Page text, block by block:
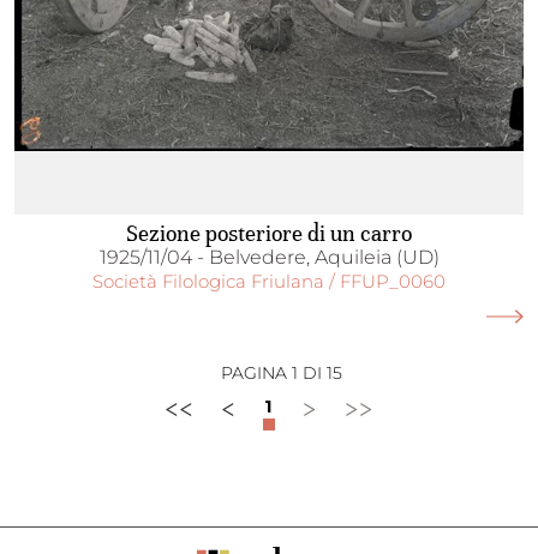
Sezione posteriore di un carro
1925/11/04 - Belvedere, Aquileia (UD)
Società Filologica Friulana / FFUP_0060
<< < 1 > >>
PAGINA 1 DI 15